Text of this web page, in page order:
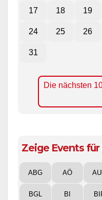
17 18 19
24 25 26
31
Die nächsten
Zeige Events für
ABG AÖ
BGL BI